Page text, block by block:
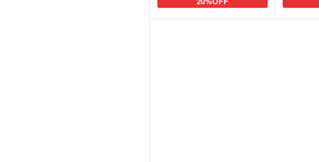
カートに追加